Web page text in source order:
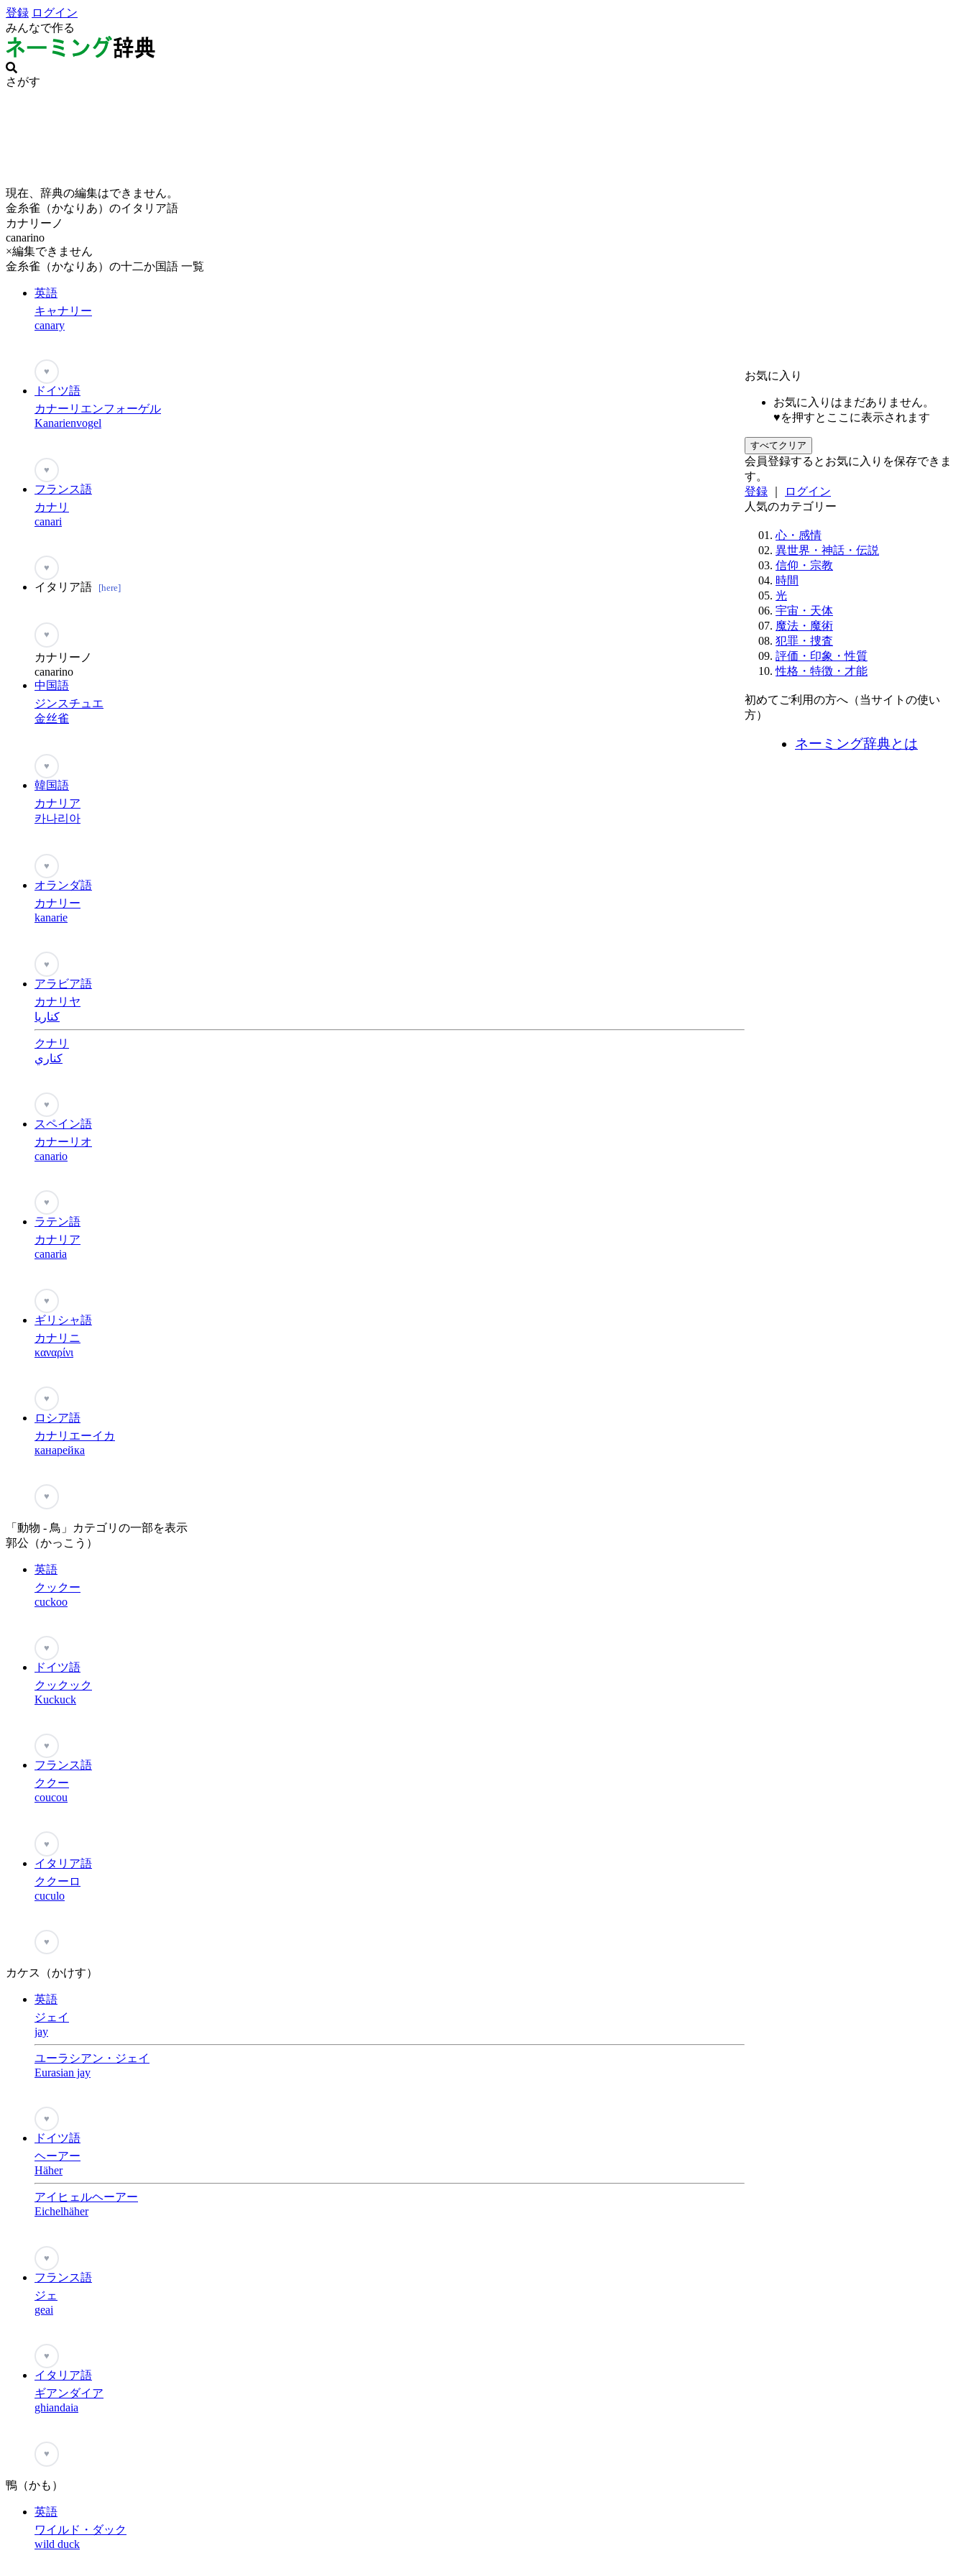
登録 ログイン
みんなで作る
さがす
現在、辞典の編集はできません。
金糸雀（かなりあ）のイタリア語
カナリーノ
canarino
×編集できません
金糸雀（かなりあ）の十二か国語 一覧
英語
キャナリー
canary
♥
ドイツ語
カナーリエンフォーゲル
Kanarienvogel
♥
フランス語
カナリ
canari
♥
イタリア語 [here]
♥
カナリーノ
canarino
中国語
ジンスチュエ
金丝雀
♥
韓国語
カナリア
카나리아
♥
オランダ語
カナリー
kanarie
♥
アラビア語
カナリヤ
كناريا
クナリ
كناري
♥
スペイン語
カナーリオ
canario
♥
ラテン語
カナリア
canaria
♥
ギリシャ語
カナリニ
καναρίνι
♥
ロシア語
カナリエーイカ
канарейка
♥
「動物 - 鳥」カテゴリの一部を表示
郭公（かっこう）
英語
クックー
cuckoo
♥
ドイツ語
クックック
Kuckuck
♥
フランス語
ククー
coucou
♥
イタリア語
ククーロ
cuculo
♥
カケス（かけす）
英語
ジェイ
jay
ユーラシアン・ジェイ
Eurasian jay
♥
ドイツ語
ヘーアー
Häher
アイヒェルヘーアー
Eichelhäher
♥
フランス語
ジェ
geai
♥
イタリア語
ギアンダイア
ghiandaia
♥
鴨（かも）
英語
ワイルド・ダック
wild duck
お気に入り
お気に入りはまだありません。
♥を押すとここに表示されます
すべてクリア
会員登録するとお気に入りを保存できま
す。
登録
ログイン
人気のカテゴリー
心・感情
異世界・神話・伝説
信仰・宗教
時間
光
宇宙・天体
魔法・魔術
犯罪・捜査
評価・印象・性質
性格・特徴・才能
初めてご利用の方へ（当サイトの使い
方）
ネーミング辞典とは